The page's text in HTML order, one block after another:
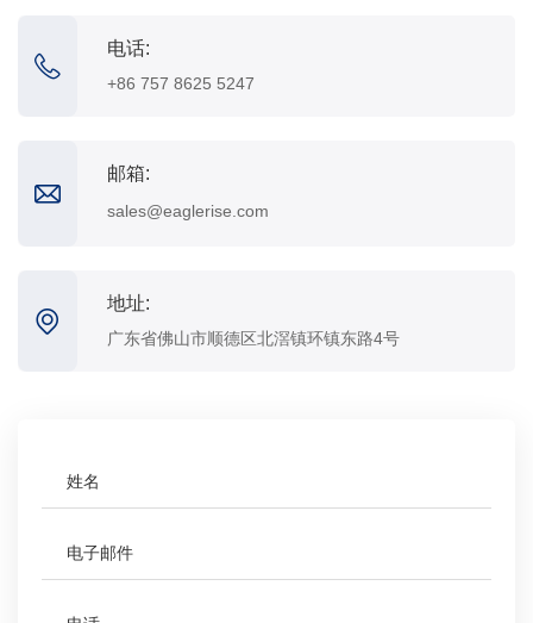
电话:
+86 757 8625 5247
邮箱:
sales@eaglerise.com
地址:
广东省佛山市顺德区北滘镇环镇东路4号